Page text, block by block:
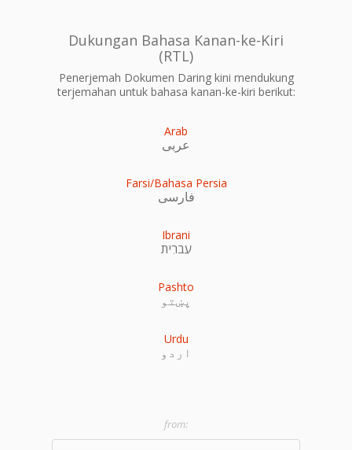
Dukungan Bahasa Kanan-ke-Kiri
(RTL)
Penerjemah Dokumen Daring kini mendukung
terjemahan untuk bahasa kanan-ke-kiri berikut:
Arab
عربى
Farsi/Bahasa Persia
فارسی
Ibrani
עִברִית
Pashto
پښتو
Urdu
اردو